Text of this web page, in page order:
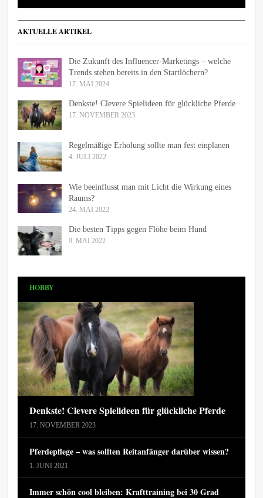
AKTUELLE ARTIKEL
Die Zukunft des Influencer-Marketings – welche
Trends stehen bereits in den Startlöchern?
17. MAI 2024
Denkste! Clevere Spielideen für glückliche Pferde
17. NOVEMBER 2023
Regelmäßige Erholung sollte man fest einplanen
4. JULI 2022
Wie beeinflusst man mit Licht die Wirkung eines
Raums?
24. MAI 2022
Die besten Tipps gegen Flöhe beim Hund
9. MAI 2022
HOBBY
Denkste! Clevere Spielideen für glückliche Pferde
17. NOVEMBER 2023
Pferdepflege – was sollten Reitanfänger darüber wissen?
1. JUNI 2021
Immer schön cool bleiben: Krafttraining bei 30 Grad